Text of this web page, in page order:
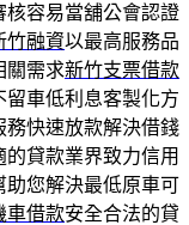
核容易當舖公會認證
竹融資以最高服務品
關需求新竹支票借款
留車低利息客製化方
務快速放款解決借錢
貸款業界致力信用
助您解決最低原車可
車借款安全合法的貸